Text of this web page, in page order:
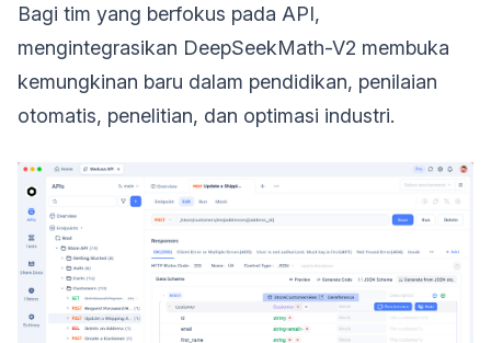
Bagi tim yang berfokus pada API,
mengintegrasikan DeepSeekMath-V2 membuka
kemungkinan baru dalam pendidikan, penilaian
otomatis, penelitian, dan optimasi industri.